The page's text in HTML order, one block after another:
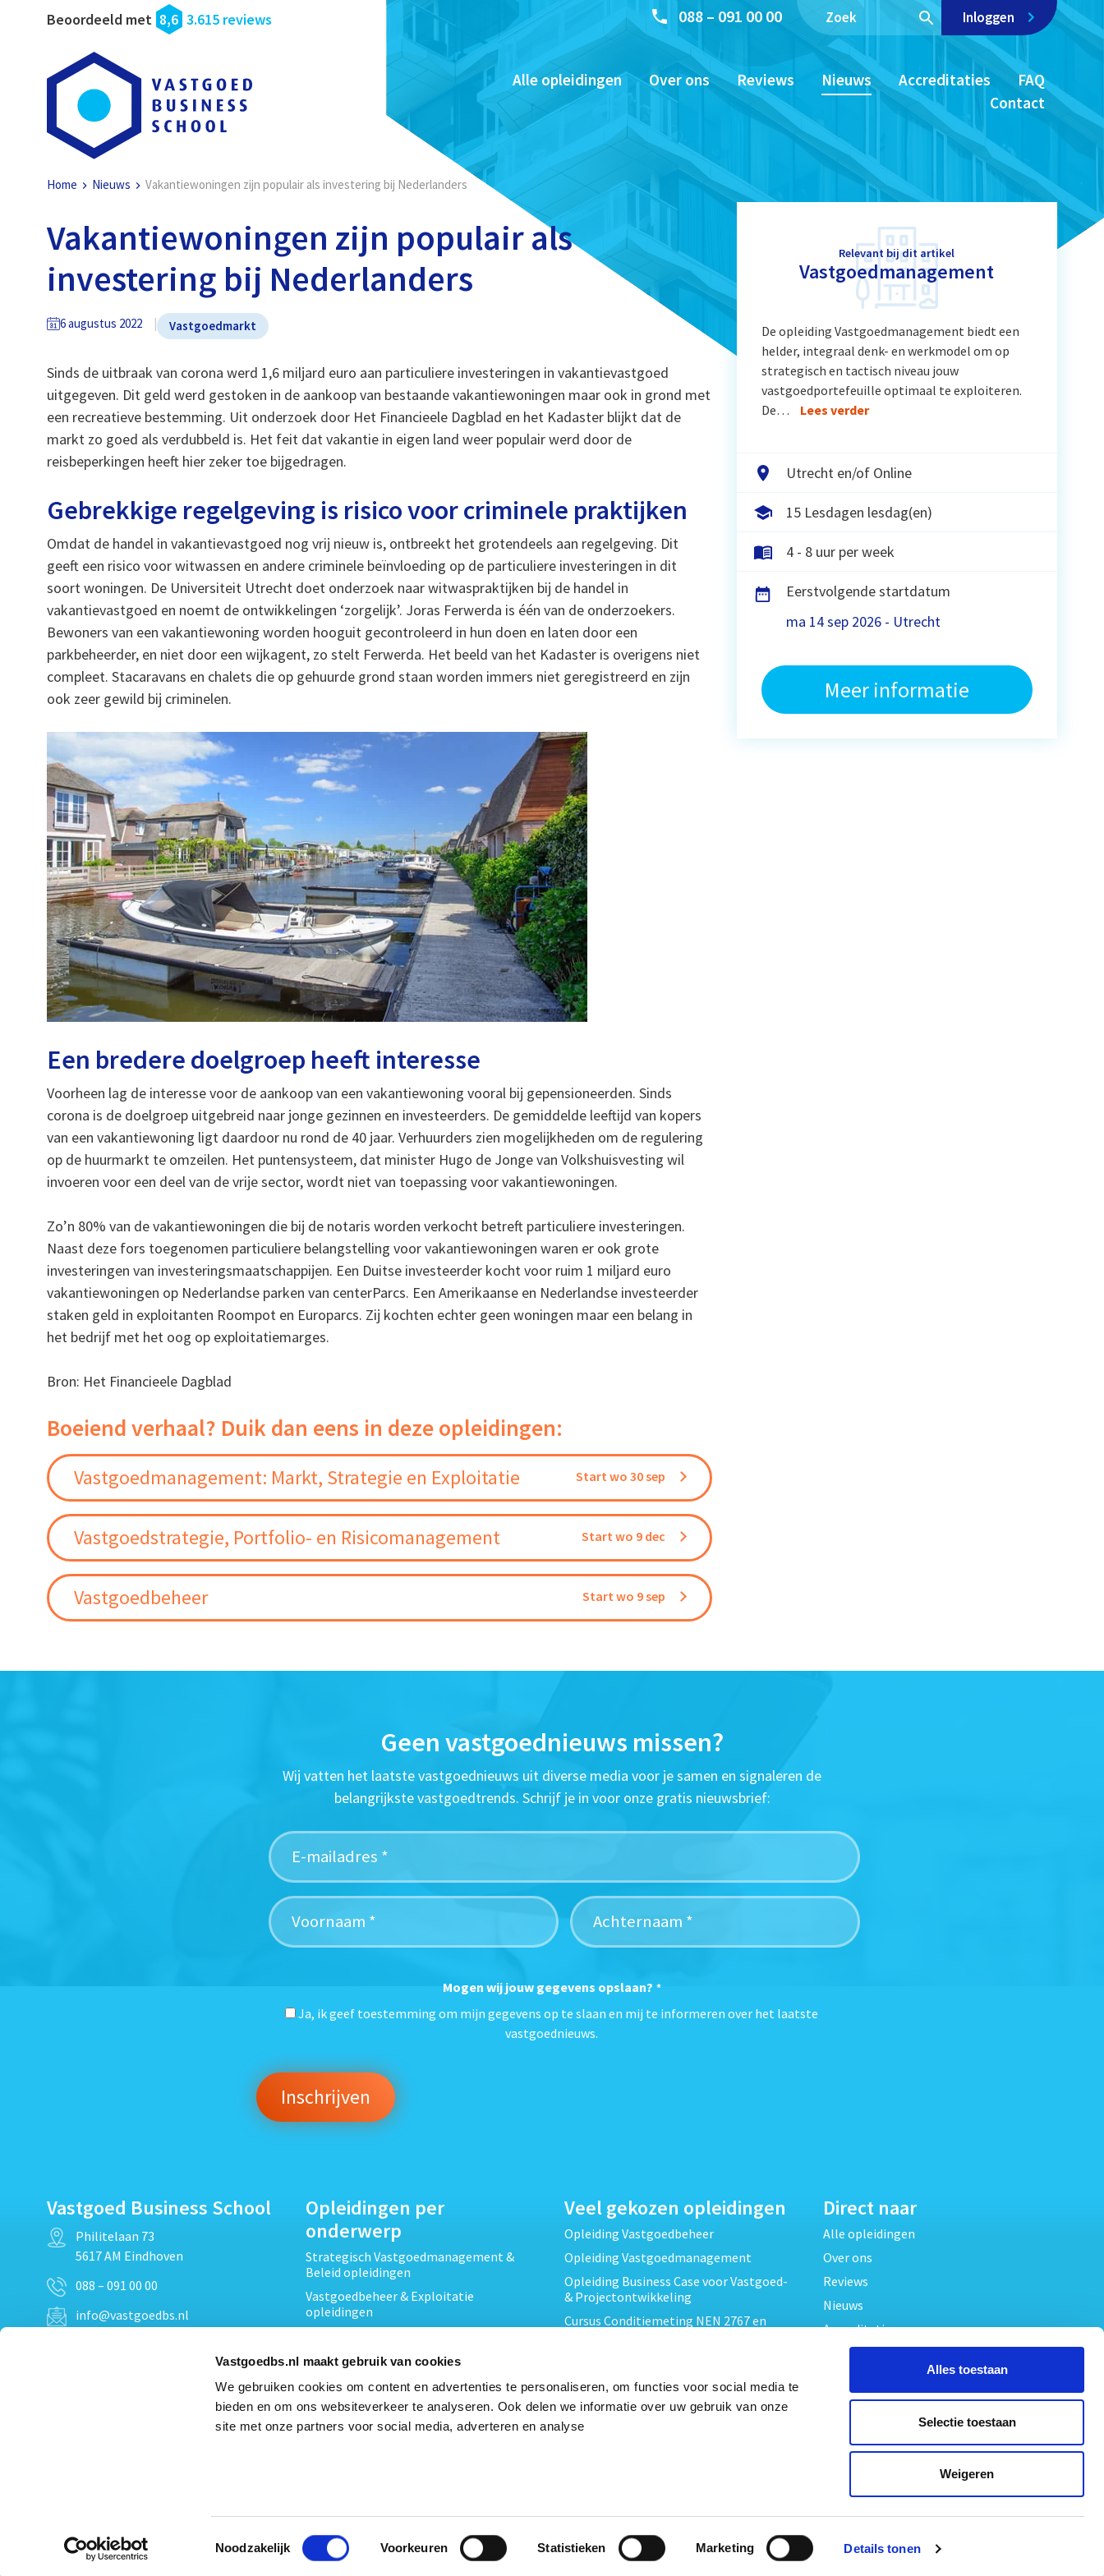
Vastgoedbs.nl maakt gebruik van cookies
We gebruiken cookies om content en advertenties te personaliseren, om functies voor social media te
bieden en om ons websiteverkeer te analyseren. Ook delen we informatie over uw gebruik van onze
site met onze partners voor social media, adverteren en analyse
Toestemmingsselectie
Noodzakelijk Voorkeuren Statistieken Marketing Details tonen
Alles toestaan
Selectie toestaan
Weigeren
Beoordeeld met 8,6 3.615 reviews 088 – 091 00 00 Inloggen
Alle opleidingen Over ons Reviews Nieuws Accreditaties
FAQ
Contact
Home Nieuws Vakantiewoningen zijn populair als investering bij Nederlanders
Vakantiewoningen zijn populair als
investering bij Nederlanders
6 augustus 2022 Vastgoedmarkt
Sinds de uitbraak van corona werd 1,6 miljard euro aan particuliere investeringen in vakantievastgoed
uitgegeven. Dit geld werd gestoken in de aankoop van bestaande vakantiewoningen maar ook in grond met
een recreatieve bestemming. Uit onderzoek door Het Financieele Dagblad en het Kadaster blijkt dat de
markt zo goed als verdubbeld is. Het feit dat vakantie in eigen land weer populair werd door de
reisbeperkingen heeft hier zeker toe bijgedragen.
Gebrekkige regelgeving is risico voor criminele praktijken
Omdat de handel in vakantievastgoed nog vrij nieuw is, ontbreekt het grotendeels aan regelgeving. Dit
geeft een risico voor witwassen en andere criminele beïnvloeding op de particuliere investeringen in dit
soort woningen. De Universiteit Utrecht doet onderzoek naar witwaspraktijken bij de handel in
vakantievastgoed en noemt de ontwikkelingen ‘zorgelijk’. Joras Ferwerda is één van de onderzoekers.
Bewoners van een vakantiewoning worden hooguit gecontroleerd in hun doen en laten door een
parkbeheerder, en niet door een wijkagent, zo stelt Ferwerda. Het beeld van het Kadaster is overigens niet
compleet. Stacaravans en chalets die op gehuurde grond staan worden immers niet geregistreerd en zijn
ook zeer gewild bij criminelen.
Een bredere doelgroep heeft interesse
Voorheen lag de interesse voor de aankoop van een vakantiewoning vooral bij gepensioneerden. Sinds
corona is de doelgroep uitgebreid naar jonge gezinnen en investeerders. De gemiddelde leeftijd van kopers
van een vakantiewoning ligt daardoor nu rond de 40 jaar. Verhuurders zien mogelijkheden om de regulering
op de huurmarkt te omzeilen. Het puntensysteem, dat minister Hugo de Jonge van Volkshuisvesting wil
invoeren voor een deel van de vrije sector, wordt niet van toepassing voor vakantiewoningen.
Zo’n 80% van de vakantiewoningen die bij de notaris worden verkocht betreft particuliere investeringen.
Naast deze fors toegenomen particuliere belangstelling voor vakantiewoningen waren er ook grote
investeringen van investeringsmaatschappijen. Een Duitse investeerder kocht voor ruim 1 miljard euro
vakantiewoningen op Nederlandse parken van centerParcs. Een Amerikaanse en Nederlandse investeerder
staken geld in exploitanten Roompot en Europarcs. Zij kochten echter geen woningen maar een belang in
het bedrijf met het oog op exploitatiemarges.
Bron: Het Financieele Dagblad
Boeiend verhaal? Duik dan eens in deze opleidingen:
Vastgoedmanagement: Markt, Strategie en Exploitatie Start wo 30 sep
Vastgoedstrategie, Portfolio- en Risicomanagement Start wo 9 dec
Vastgoedbeheer Start wo 9 sep
Relevant bij dit artikel
Vastgoedmanagement
De opleiding Vastgoedmanagement biedt een
helder, integraal denk- en werkmodel om op
strategisch en tactisch niveau jouw
vastgoedportefeuille optimaal te exploiteren.
De…
Lees verder
Utrecht en/of Online
15 Lesdagen lesdag(en)
4 - 8 uur per week
Eerstvolgende startdatum
ma 14 sep 2026 - Utrecht
Meer informatie
Geen vastgoednieuws missen?
Wij vatten het laatste vastgoednieuws uit diverse media voor je samen en signaleren de
belangrijkste vastgoedtrends. Schrijf je in voor onze gratis nieuwsbrief:
Mogen wij jouw gegevens opslaan? *
Ja, ik geef toestemming om mijn gegevens op te slaan en mij te informeren over het laatste
vastgoednieuws.
Vastgoed Business School
Philitelaan 73
5617 AM Eindhoven
088 – 091 00 00
info@vastgoedbs.nl
Opleidingen per
onderwerp
Strategisch Vastgoedmanagement &
Beleid opleidingen
Vastgoedbeheer & Exploitatie
opleidingen
Projectontwikkeling &
Techniek, Onderhoud & Inspectie
Opleidingen
Verduurzaming en Energieprestatie
Veel gekozen opleidingen
Opleiding Vastgoedbeheer
Opleiding Vastgoedmanagement
Opleiding Business Case voor Vastgoed-
& Projectontwikkeling
Cursus Conditiemeting NEN 2767 en
Cursus EP-W Basis Woningen
Opleiding Professioneel VvE-beheer
Opleiding Projectleider Vastgoed
Direct naar
Alle opleidingen
Over ons
Reviews
Nieuws
Accreditaties
Algemene voorwaarden
Privacy verklaring